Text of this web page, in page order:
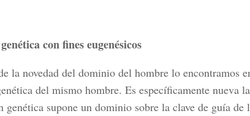
con fines eugenésicos
la novedad del dominio del hombre lo encontramos
del mismo hombre. Es específicamente nueva
genética supone un dominio sobre la clave de guía